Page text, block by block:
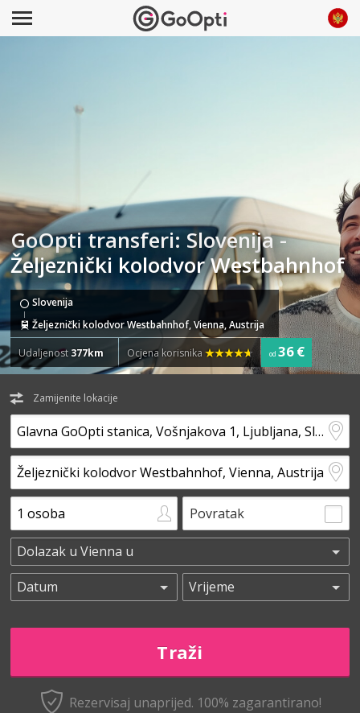
GoOpti transferi: Slovenija -
Željeznički kolodvor Westbahnhof
Slovenija
Željeznički kolodvor Westbahnhof, Vienna, Austrija
Udaljenost 377km Ocjena korisnika od 36 €
Zamijenite lokacije
Povratak
Rezervisaj unaprijed. 100% zagarantirano!